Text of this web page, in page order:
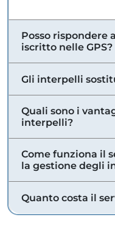
Posso rispondere
iscritto nelle GPS?
Gli interpelli
Quali sono i
interpelli?
Come funziona il
la gestione degli
Quanto costa il